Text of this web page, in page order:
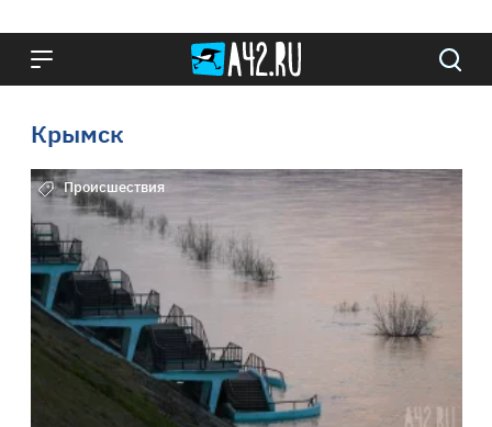
Крымск
Происшествия